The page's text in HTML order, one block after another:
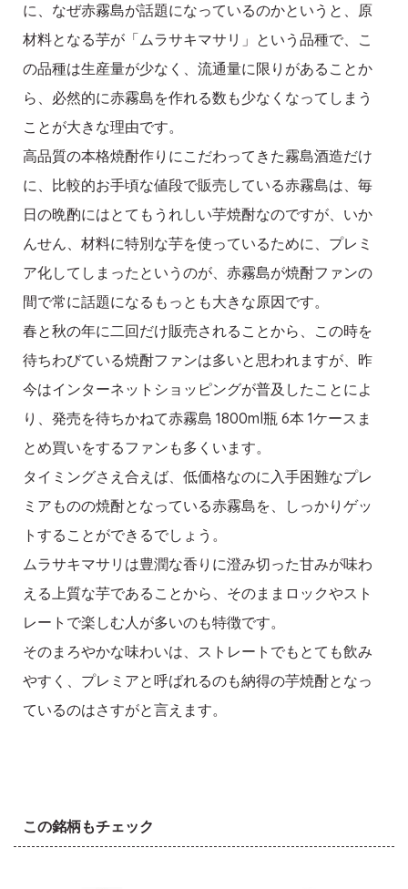
に、なぜ赤霧島が話題になっているのかというと、原
材料となる芋が「ムラサキマサリ」という品種で、こ
の品種は生産量が少なく、流通量に限りがあることか
ら、必然的に赤霧島を作れる数も少なくなってしまう
ことが大きな理由です。
高品質の本格焼酎作りにこだわってきた霧島酒造だけ
に、比較的お手頃な値段で販売している赤霧島は、毎
日の晩酌にはとてもうれしい芋焼酎なのですが、いか
んせん、材料に特別な芋を使っているために、プレミ
ア化してしまったというのが、赤霧島が焼酎ファンの
間で常に話題になるもっとも大きな原因です。
春と秋の年に二回だけ販売されることから、この時を
待ちわびている焼酎ファンは多いと思われますが、昨
今はインターネットショッピングが普及したことによ
り、発売を待ちかねて赤霧島 1800ml瓶 6本 1ケースま
とめ買いをするファンも多くいます。
タイミングさえ合えば、低価格なのに入手困難なプレ
ミアものの焼酎となっている赤霧島を、しっかりゲッ
トすることができるでしょう。
ムラサキマサリは豊潤な香りに澄み切った甘みが味わ
える上質な芋であることから、そのままロックやスト
レートで楽しむ人が多いのも特徴です。
そのまろやかな味わいは、ストレートでもとても飲み
やすく、プレミアと呼ばれるのも納得の芋焼酎となっ
ているのはさすがと言えます。
この銘柄もチェック